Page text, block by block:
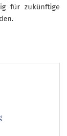
für zukünftige